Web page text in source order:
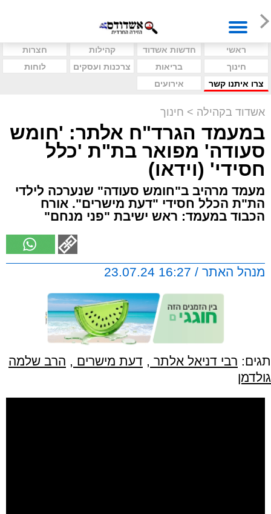
ראשי חדשות אשדוד קהילות
חצרות
חינוך
בריאות צרכנות ועסקים
לוחות
צרו איתנו קשר
אירועים
אשדוד בקהילה > חינוך
במעמד הגרד"ח אלתר: 'חומש
סעודה' מפואר בת"ת 'כלל
חסידי' (וידאו)
מעמד מרהיב ב"חומש סעודה" שנערכה לילדי
הת"ת הכלל חסידי "דעת מישרים". אורח
הכבוד במעמד: ראש ישיבת "פני מנחם"
מנהל האתר / 16:27 23.07.24
תגים: רבי דניאל אלתר , דעת מישרים , הרב שלמה
גולדמן